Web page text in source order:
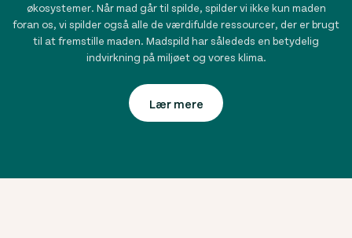
økosystemer. Når mad går til spilde, spilder vi ikke kun maden
foran os, vi spilder også alle de værdifulde ressourcer, der er brugt
til at fremstille maden. Madspild har sålededs en betydelig
indvirkning på miljøet og vores klima.
Lær mere